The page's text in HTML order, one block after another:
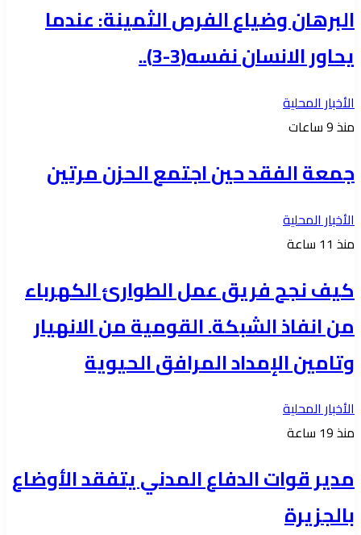
البرهان وضياع الفرص الثمينة: عندما
يحاور الانسان نفسه(3-3)..
الأخبار المحلية
منذ 9 ساعات
جمعة الفقد حين اجتمع الحزن مرتين
الأخبار المحلية
منذ 11 ساعة
كيف نجح فريق عمل الطوارئ الكهرباء
من انفاذ الشبكة. القومية من الانهيار
وتامين الإمداد المرافق الحيوية
الأخبار المحلية
منذ 19 ساعة
مدير قوات الدفاع المدني يتفقد الأوضاع
بالجزيرة